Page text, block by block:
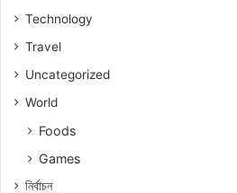
Technology
Travel
Uncategorized
World
Foods
Games
নিৰ্বাচন